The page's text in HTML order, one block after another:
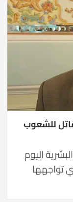
للشعوب
اليوم
تواجهها